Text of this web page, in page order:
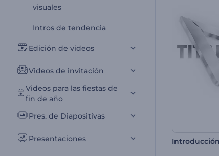
visuales
Intros de tendencia
Edición de videos
Videos de invitación
Videos para las fiestas de
fin de año
Pres. de Diapositivas
Presentaciones